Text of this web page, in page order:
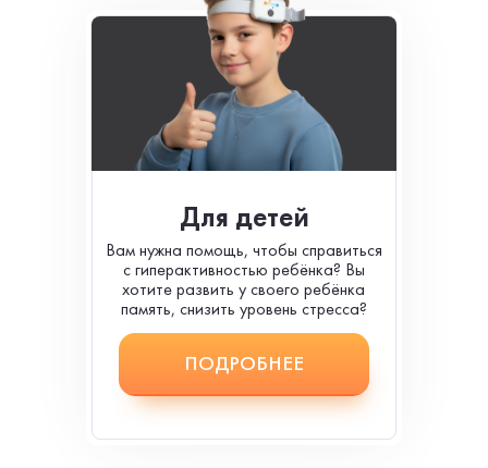
Для детей
Вам нужна помощь, чтобы справиться
с гиперактивностью ребёнка? Вы
хотите развить у своего ребёнка
память, снизить уровень стресса?
ПОДРОБНЕЕ